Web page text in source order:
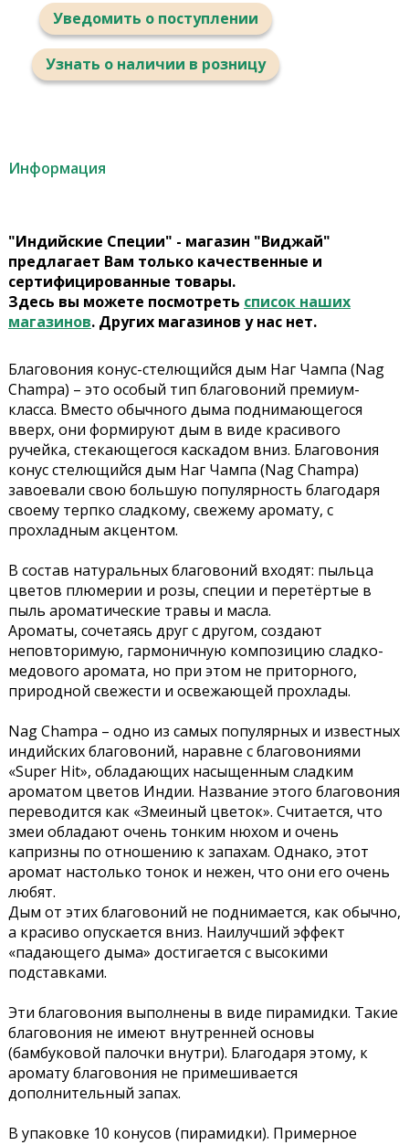
Уведомить о поступлении
Узнать о наличии в розницу
Информация
"Индийские Специи" - магазин "Виджай"
предлагает Вам только качественные и
сертифицированные товары.
Здесь вы можете посмотреть список наших
магазинов. Других магазинов у нас нет.
Благовония конус-стелющийся дым Наг Чампа (Nag
Champa) – это особый тип благовоний премиум-
класса. Вместо обычного дыма поднимающегося
вверх, они формируют дым в виде красивого
ручейка, стекающегося каскадом вниз. Благовония
конус стелющийся дым Наг Чампа (Nag Champa)
завоевали свою большую популярность благодаря
своему терпко сладкому, свежему аромату, с
прохладным акцентом.
В состав натуральных благовоний входят: пыльца
цветов плюмерии и розы, специи и перетёртые в
пыль ароматические травы и масла.
Ароматы, сочетаясь друг с другом, создают
неповторимую, гармоничную композицию сладко-
медового аромата, но при этом не приторного,
природной свежести и освежающей прохлады.
Nag Champa – одно из самых популярных и известных
индийских благовоний, наравне с благовониями
«Super Hit», обладающих насыщенным сладким
ароматом цветов Индии. Название этого благовония
переводится как «Змеиный цветок». Считается, что
змеи обладают очень тонким нюхом и очень
капризны по отношению к запахам. Однако, этот
аромат настолько тонок и нежен, что они его очень
любят.
Дым от этих благовоний не поднимается, как обычно,
а красиво опускается вниз. Наилучший эффект
«падающего дыма» достигается с высокими
подставками.
Эти благовония выполнены в виде пирамидки. Такие
благовония не имеют внутренней основы
(бамбуковой палочки внутри). Благодаря этому, к
аромату благовония не примешивается
дополнительный запах.
В упаковке 10 конусов (пирамидки). Примерное